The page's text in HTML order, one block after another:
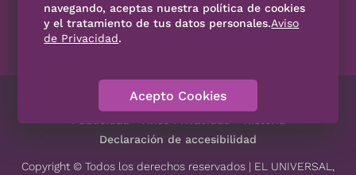
SÍGUENOS
Contáctanos Código de Ética
Declaración de accesibilidad
Copyright © Todos los derechos reservados | EL UNIVERSAL,
navegando, aceptas nuestra política de cookies
y el tratamiento de tus datos personales.Aviso
de Privacidad.
Acepto Cookies